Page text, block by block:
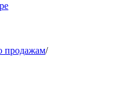
продажам/